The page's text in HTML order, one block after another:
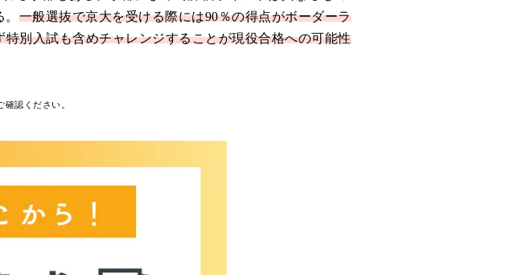
一般選抜で京大を受ける際には90％の得点がボーダーラ
別入試も含めチャレンジすることが現役合格への可能性
認ください。